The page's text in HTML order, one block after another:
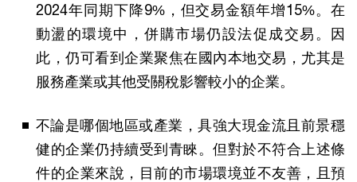
2024年同期下降9%，但交易金額年增15%。在
動盪的環境中，併購市場仍設法促成交易。因
此，仍可看到企業聚焦在國內本地交易，尤其是
服務產業或其他受關稅影響較小的企業。
不論是哪個地區或產業，具強大現金流且前景穩
健的企業仍持續受到青睞。但對於不符合上述條
件的企業來說，目前的市場環境並不友善，且預